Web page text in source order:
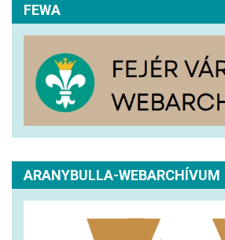
FEWA
ARANYBULLA-WEBARCHÍVUM